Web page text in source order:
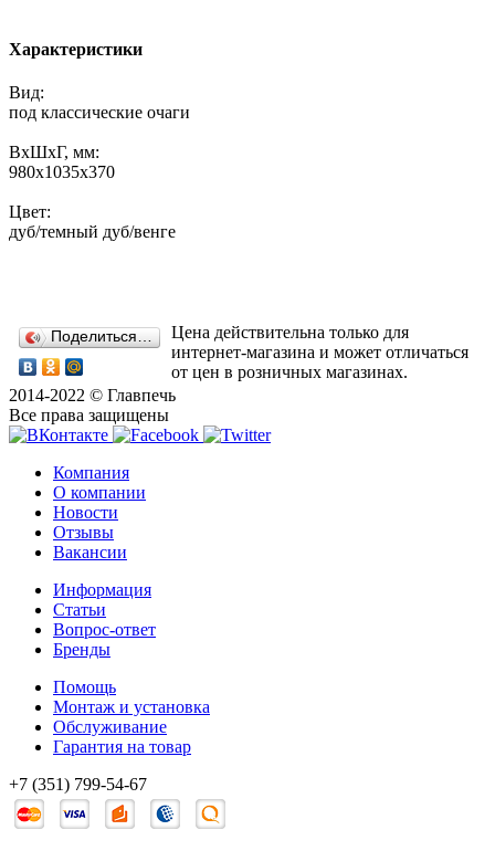
Характеристики
Вид:
под классические очаги
ВхШхГ, мм:
980х1035х370
Цвет:
дуб/темный дуб/венге
Поделиться…
Цена действительна только для
интернет-магазина и может отличаться
от цен в розничных магазинах.
2014-2022 © Главпечь
Все права защищены
Компания
О компании
Новости
Отзывы
Вакансии
Информация
Статьи
Вопрос-ответ
Бренды
Помощь
Монтаж и установка
Обслуживание
Гарантия на товар
+7 (351) 799-54-67